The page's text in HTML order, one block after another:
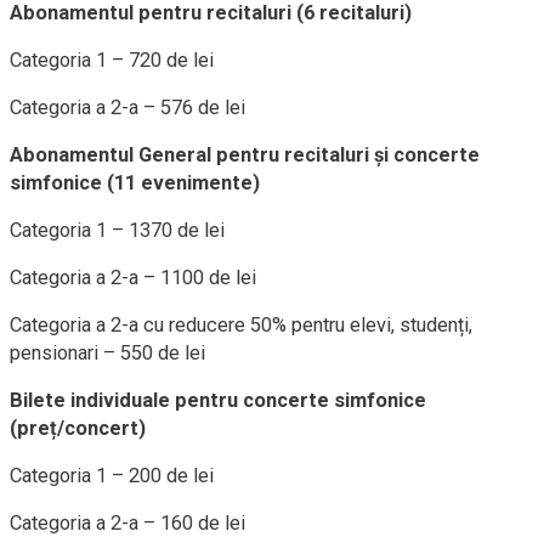
Abonamentul pentru recitaluri (6 recitaluri)
Categoria 1 – 720 de lei
Categoria a 2-a – 576 de lei
Abonamentul General pentru recitaluri și concerte
simfonice (11 evenimente)
Categoria 1 – 1370 de lei
Categoria a 2-a – 1100 de lei
Categoria a 2-a cu reducere 50% pentru elevi, studenți,
pensionari – 550 de lei
Bilete individuale pentru concerte simfonice
(preț/concert)
Categoria 1 – 200 de lei
Categoria a 2-a – 160 de lei